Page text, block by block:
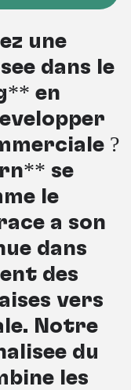
une
dans le
en
?
se
le
à son
dans
des
vers
Notre
du
les